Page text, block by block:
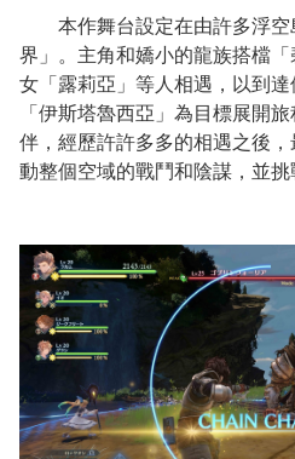
本作舞台設定在由許多浮空
界」。主角和嬌小的龍族搭檔
女「露莉亞」等人相遇，以到
「伊斯塔魯西亞」為目標展開
伴，經歷許許多多的相遇之後
動整個空域的戰鬥和陰謀，並挑